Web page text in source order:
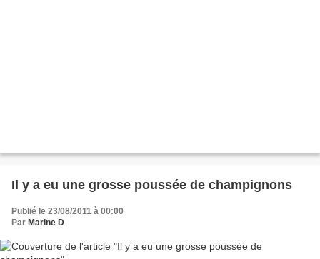
Il y a eu une grosse poussée de champignons
Publié le 23/08/2011 à 00:00
Par Marine D